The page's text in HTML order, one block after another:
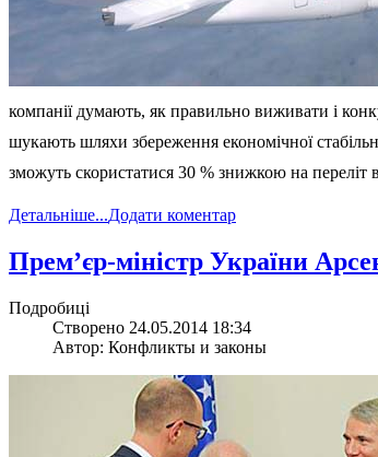
компанії думають, як правильно виживати і
шукають шляхи збереження економічної
зможуть скористатися 30 % знижкою на переліт
Детальніше...Додати коментар
Прем’єр-міністр України
Подробиці
Створено 24.05.2014 18:34
Автор: Конфликты и законы